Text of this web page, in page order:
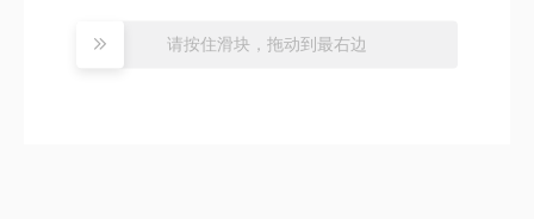
请按住滑块，拖动到最右边